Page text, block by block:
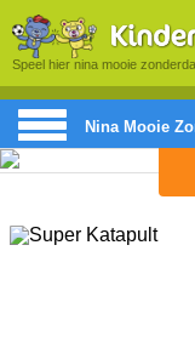
Speel hier nina mooie
Nina Mooie